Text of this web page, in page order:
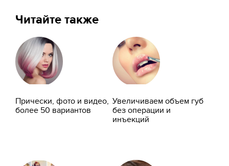
Читайте также
Прически, фото и видео,
более 50 вариантов
Увеличиваем объем губ
без операции и
инъекций